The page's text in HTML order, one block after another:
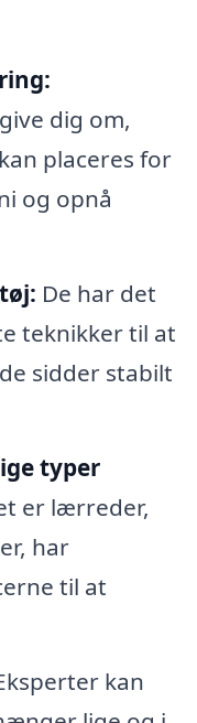
dig om,
placeres for
og opnå
De har det
teknikker til at
sidder stabilt
typer
er lærreder,
har
til at
kan